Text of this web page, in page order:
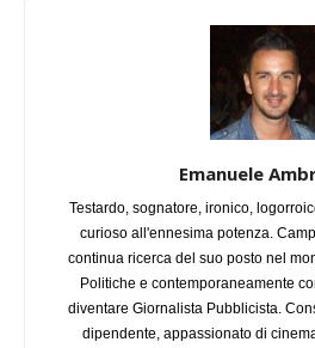
Emanuele
Testardo, sognatore, ironico,
curioso all'ennesima potenza.
continua ricerca del suo posto nel
Politiche e contemporaneamente
diventare Giornalista Pubblicista.
dipendente, appassionato di